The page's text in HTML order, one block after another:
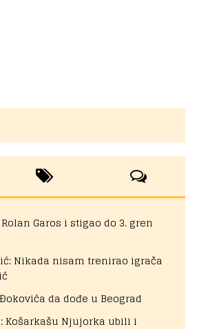
Garos i stigao do 3. gren
Nikada nisam trenirao igrača
da dođe u Beograd
Košarkašu Njujorka ubili i